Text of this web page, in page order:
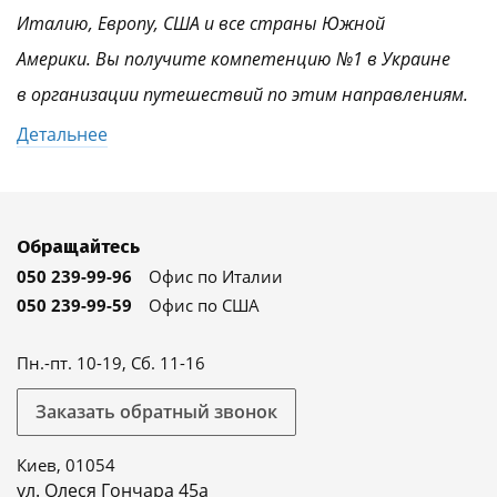
Италию, Европу, США и все страны Южной
Америки. Вы получите компетенцию №1 в Украине
в организации путешествий по этим направлениям.
Детальнее
Обращайтесь
050 239-99-96
Офис по Италии
050 239-99-59
Офис по США
Пн.-пт. 10-19, Сб. 11-16
Заказать обратный звонок
Киев, 01054
ул. Олеся Гончара 45а